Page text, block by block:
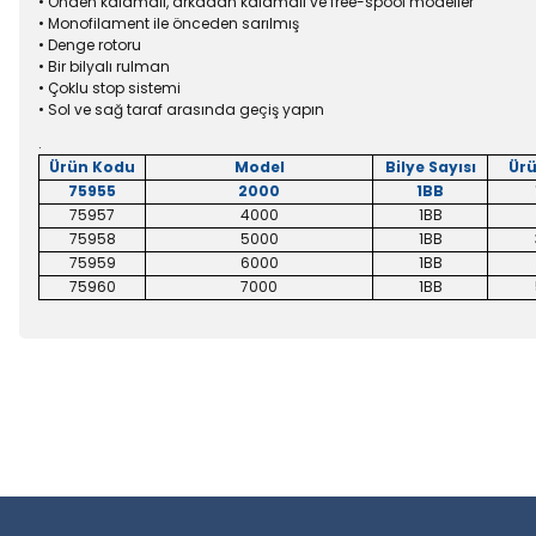
• Monofilament ile önceden sarılmış
• Denge rotoru
• Bir bilyalı rulman
• Çoklu stop sistemi
• Sol ve sağ taraf arasında geçiş yapın
.
Ürün Kodu
Model Bilye Sayısı
75955
2000 1BB
75957
4000 1BB
75958
5000 1BB
75959
6000 1BB
75960
7000 1BB